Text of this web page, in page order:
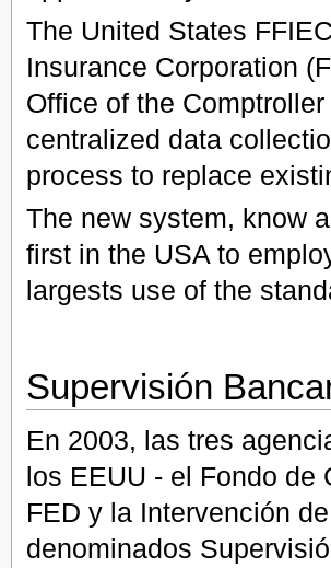
The United States
Insurance Corporation
Office of the
centralized data
process to replace
The new system, know
first in the USA to
largests use of the
Supervisión
En 2003, las tres
los EEUU - el Fondo de
FED y la Intervención
denominados